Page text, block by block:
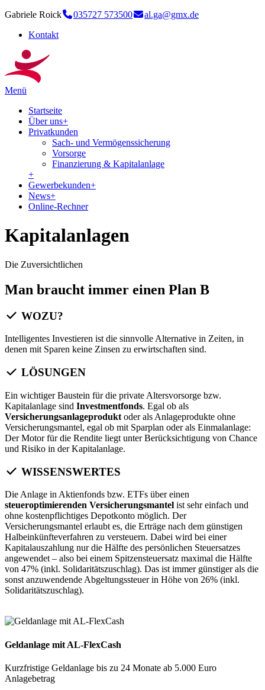
Gabriele Roick 035727 573500
al.ga@gmx.de
Kontakt
Menü
Startseite
Über uns+
Privatkunden
Sach- und Vermögenssicherung
Vorsorge
Finanzierung & Kapitalanlage
+
Gewerbekunden+
News+
Online-Rechner
Kapitalanlagen
Die Zuversichtlichen
Man braucht immer einen Plan B
WOZU?
Intelligentes Investieren ist die sinnvolle Alternative in Zeiten, in
denen mit Sparen keine Zinsen zu erwirtschaften sind.
LÖSUNGEN
Ein wichtiger Baustein für die private Altersvorsorge bzw.
Kapitalanlage sind Investmentfonds. Egal ob als
Versicherungsanlageprodukt oder als Anlageprodukte ohne
Versicherungsmantel, egal ob mit Sparplan oder als Einmalanlage:
Der Motor für die Rendite liegt unter Berücksichtigung von Chance
und Risiko in der Kapitalanlage.
WISSENSWERTES
Die Anlage in Aktienfonds bzw. ETFs über einen
steueroptimierenden Versicherungsmantel ist sehr einfach und
ohne kostenpflichtiges Depotkonto möglich. Der
Versicherungsmantel erlaubt es, die Erträge nach dem günstigen
Halbeinkünfteverfahren zu versteuern. Dabei wird bei einer
Kapitalauszahlung nur die Hälfte des persönlichen Steuersatzes
angewendet – also bei einem Spitzensteuersatz maximal die Hälfte
von 47% (inkl. Solidaritätszuschlag). Das ist immer günstiger als die
sonst anzuwendende Abgeltungssteuer in Höhe von 26% (inkl.
Solidaritätszuschlag).
Geldanlage mit AL-FlexCash
Kurzfristige Geldanlage bis zu 24 Monate ab 5.000 Euro
Anlagebetrag